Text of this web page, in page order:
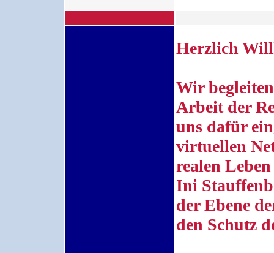
Herzlich
Wir
Arbeit der
uns dafür
virtuellen
realen
Ini
der Ebene
den Schutz